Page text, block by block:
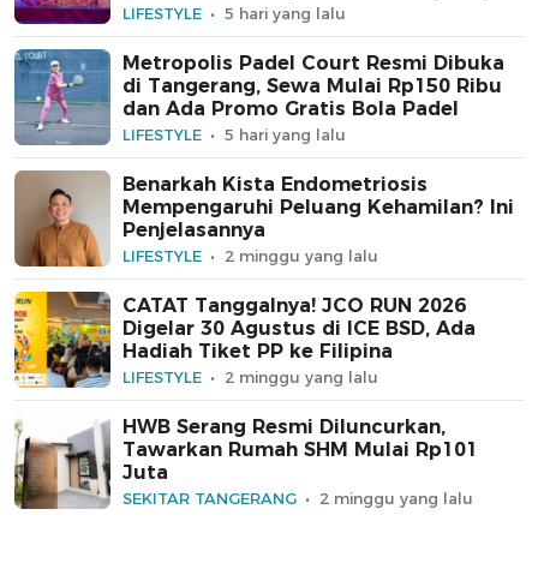
LIFESTYLE 5 hari yang lalu
Metropolis Padel Court Resmi Dibuka
di Tangerang, Sewa Mulai Rp150 Ribu
dan Ada Promo Gratis Bola Padel
LIFESTYLE 5 hari yang lalu
Benarkah Kista Endometriosis
Mempengaruhi Peluang Kehamilan? Ini
Penjelasannya
LIFESTYLE 2 minggu yang lalu
CATAT Tanggalnya! JCO RUN 2026
Digelar 30 Agustus di ICE BSD, Ada
Hadiah Tiket PP ke Filipina
LIFESTYLE 2 minggu yang lalu
HWB Serang Resmi Diluncurkan,
Tawarkan Rumah SHM Mulai Rp101
Juta
SEKITAR TANGERANG 2 minggu yang lalu